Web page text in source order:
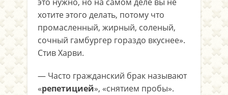
хотите этого делать, потому что
промасленный, жирный, соленый,
сочный гамбургер гораздо вкуснее».
Стив Харви.
— Часто гражданский брак называют
«репетицией», «снятием пробы».